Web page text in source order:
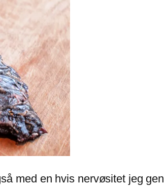
med en hvis nervøsitet jeg